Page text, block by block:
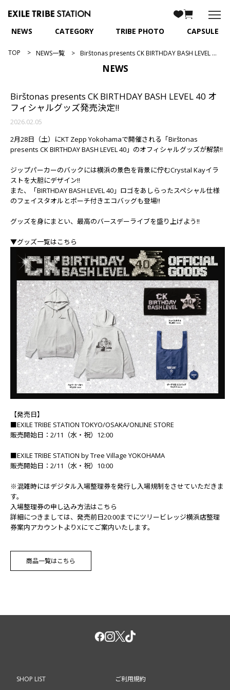
NEWS CATEGORY TRIBE PHOTO CAPSULE
TOP NEWS一覧 Birštonas presents CK BIRTHDAY BASH LEVEL 40 オフィシャルグッズ発売決定!!
NEWS
Birštonas presents CK BIRTHDAY BASH LEVEL 40 オ
フィシャルグッズ発売決定!!
2026.02.05
2月28日（土）にKT Zepp Yokohamaで開催される「Birštonas
presents CK BIRTHDAY BASH LEVEL 40」のオフィシャルグッズが解禁!!
ジップパーカーのバックには横浜の景色を背景に佇むCrystal Kayイラ
ストを大胆にデザイン!!
また、「BIRTHDAY BASH LEVEL 40」ロゴをあしらったスペシャル仕様
のフェイスタオルとポーチ付きエコバッグも登場!!
グッズを身にまとい、最高のバースデーライブを盛り上げよう!!
▼グッズ一覧はこちら
【発売日】
■EXILE TRIBE STATION TOKYO/OSAKA/ONLINE STORE
販売開始日：2/11（水・祝）12:00
■EXILE TRIBE STATION by Tree Village YOKOHAMA
販売開始日：2/11（水・祝）10:00
※混雑時にはデジタル入場整理券を発行し入場規制をさせていただきま
す。
入場整理券の申し込み方法はこちら
詳細につきましては、発売前日20:00までにツリービレッジ横浜店整理
券案内アカウント よりXにてご案内いたします。
商品一覧はこちら
SHOP LIST
ご利用規約